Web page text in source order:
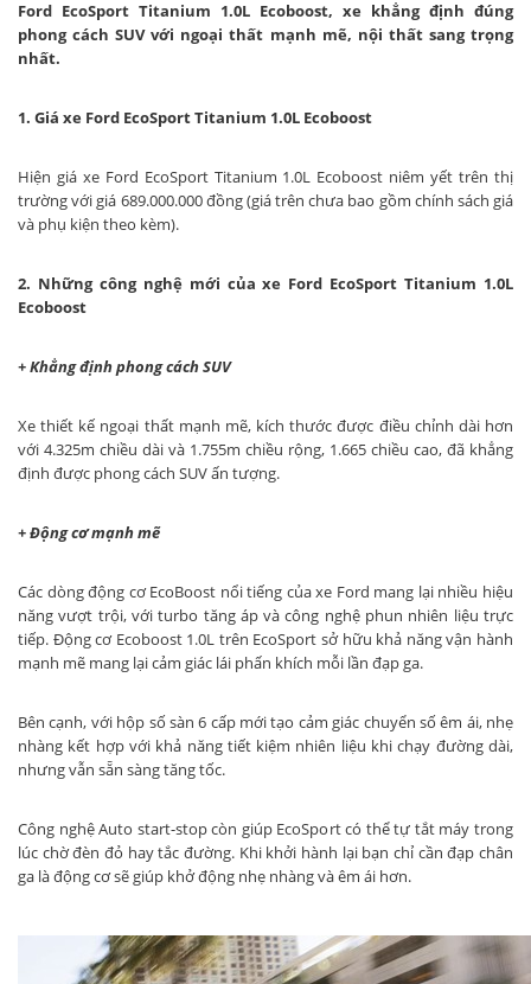
Ford EcoSport Titanium 1.0L Ecoboost, xe khẳng định đúng
phong cách SUV với ngoại thất mạnh mẽ, nội thất sang trọng
nhất.
1. Giá xe Ford EcoSport Titanium 1.0L Ecoboost
Hiện giá xe Ford EcoSport Titanium 1.0L Ecoboost niêm yết trên thị
trường với giá 689.000.000 đồng (giá trên chưa bao gồm chính sách giá
và phụ kiện theo kèm).
2. Những công nghệ mới của xe Ford EcoSport Titanium 1.0L
Ecoboost
+ Khẳng định phong cách SUV
Xe thiết kế ngoại thất mạnh mẽ, kích thước được điều chỉnh dài hơn
với 4.325m chiều dài và 1.755m chiều rộng, 1.665 chiều cao, đã khẳng
định được phong cách SUV ấn tượng.
+ Động cơ mạnh mẽ
Các dòng động cơ EcoBoost nổi tiếng của xe Ford mang lại nhiều hiệu
năng vượt trội, với turbo tăng áp và công nghệ phun nhiên liệu trực
tiếp. Động cơ Ecoboost 1.0L trên EcoSport sở hữu khả năng vận hành
mạnh mẽ mang lại cảm giác lái phấn khích mỗi lần đạp ga.
Bên cạnh, với hộp số sàn 6 cấp mới tạo cảm giác chuyển số êm ái, nhẹ
nhàng kết hợp với khả năng tiết kiệm nhiên liệu khi chạy đường dài,
nhưng vẫn sẵn sàng tăng tốc.
Công nghệ Auto start-stop còn giúp EcoSport có thể tự tắt máy trong
lúc chờ đèn đỏ hay tắc đường. Khi khởi hành lại bạn chỉ cần đạp chân
ga là động cơ sẽ giúp khở động nhẹ nhàng và êm ái hơn.